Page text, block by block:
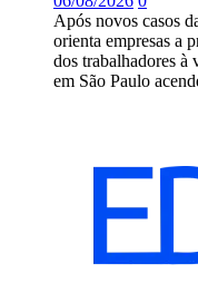
Após novos casos
orienta empresas a
dos trabalhadores à
em São Paulo